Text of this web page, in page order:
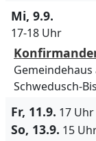
Mi, 9.9.
17-18 Uhr
Schwedusch-
Fr, 11.9. 17 Uhr
So, 13.9. 15